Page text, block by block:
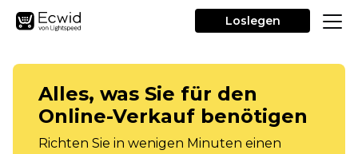
Loslegen
Alles, was Sie für den
Online-Verkauf benötigen
Richten Sie in wenigen Minuten einen